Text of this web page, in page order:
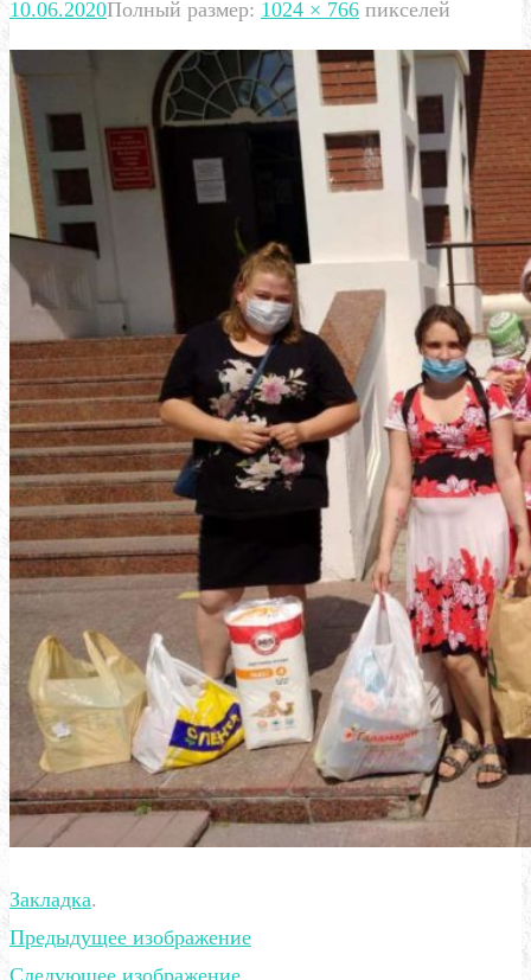
10.06.2020Полный размер: 1024 × 766 пикселей
Закладка.
Предыдущее изображение
Следующее изображение